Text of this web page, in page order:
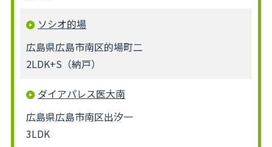
ソシオ的場
広島県広島市南区的場町二
2LDK+S（納戸）
ダイアパレス医大南
広島県広島市南区出汐一
3LDK